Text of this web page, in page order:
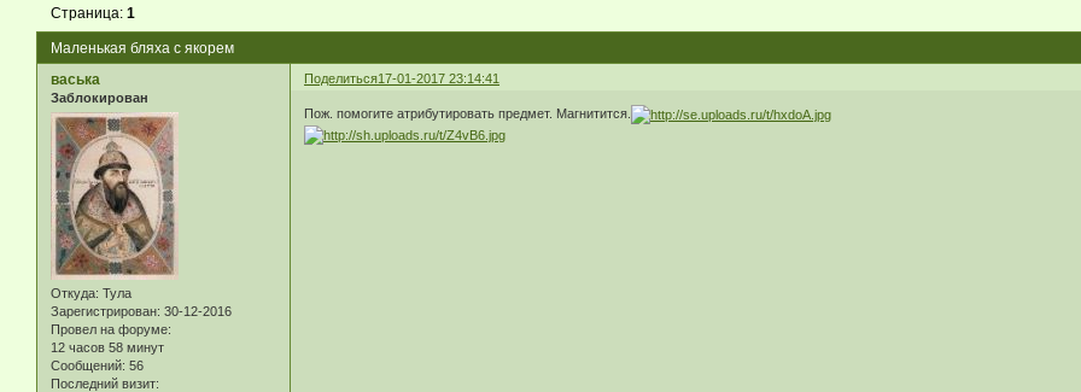
Маленькая бляха с якорем
Страница:1
Поделиться17-01-2017 23:14:41
васька
Заблокирован
Откуда: Тула
Зарегистрирован: 30-12-2016
Провел на форуме:
12 часов 58 минут
Сообщений: 56
Последний визит:
Пож. помогите атрибутировать предмет. Магнитится.